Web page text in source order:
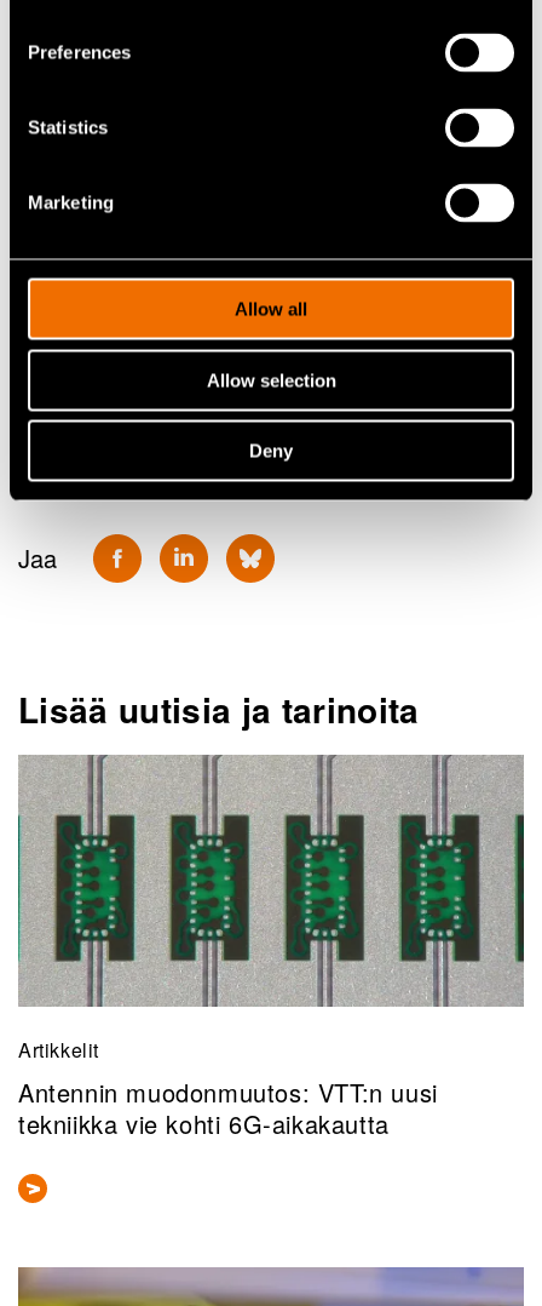
Preferences
Statistics
Marketing
Allow all
Allow selection
Deny
029 504 7213
Jan Goetz, toimitusjohtaja, puh. 050 566 6483
Communications, puh. 050 487 6509
Palvelu: Kvanttitietokoneiden skaalaamisen
Jaa
Lisää uutisia ja tarinoita
Artikkelit
Antennin muodonmuutos: VTT:n uusi
tekniikka vie kohti 6G-aikakautta